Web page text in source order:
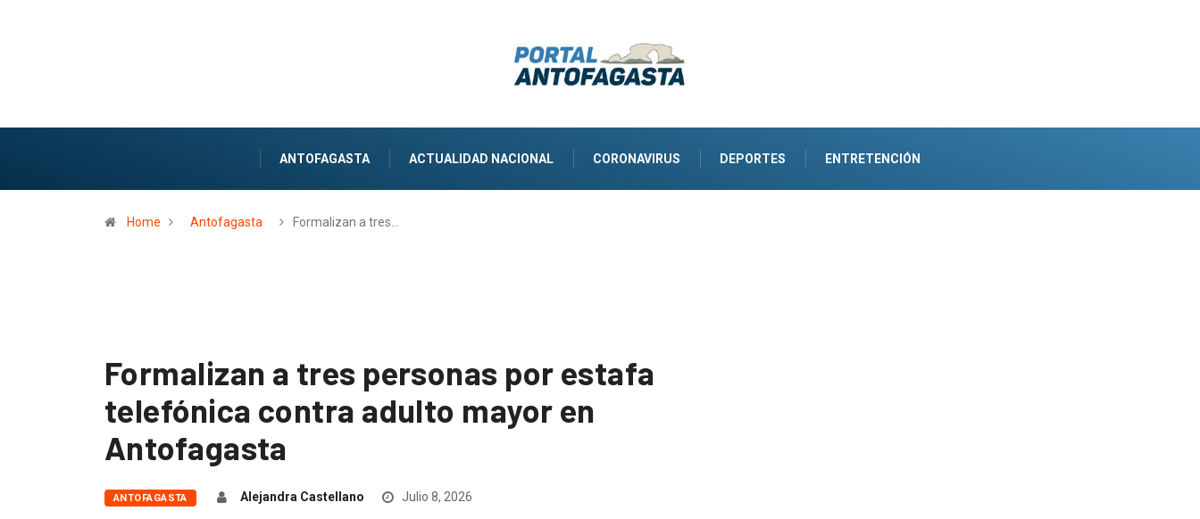
ANTOFAGASTA ACTUALIDAD NACIONAL CORONAVIRUS DEPORTES ENTRETENCIÓN
Home Antofagasta Formalizan a tres…
Formalizan a tres personas por estafa
telefónica contra adulto mayor en
Antofagasta
ANTOFAGASTA Alejandra Castellano Julio 8, 2026